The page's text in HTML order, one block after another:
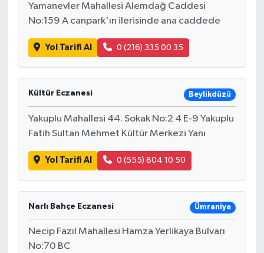
Yamanevler Mahallesi Alemdağ Caddesi
No:159 A canpark'ın ilerisinde ana caddede
Yol Tarifi Al 0 (216) 335 00 35
Kültür Eczanesi Beylikdüzü
Yakuplu Mahallesi 44. Sokak No:2 4 E-9 Yakuplu
Fatih Sultan Mehmet Kültür Merkezi Yanı
Yol Tarifi Al 0 (555) 804 10 50
Narlı Bahçe Eczanesi Ümraniye
Necip Fazıl Mahallesi Hamza Yerlikaya Bulvarı
No:70 BC